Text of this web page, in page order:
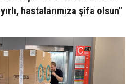
hastalarımıza şifa olsun"